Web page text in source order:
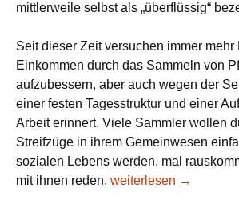
mittlerweile selbst als „überflüssig“
Seit dieser Zeit versuchen immer mehr
Einkommen durch das Sammeln von
aufzubessern, aber auch wegen der
einer festen Tagesstruktur und einer
Arbeit erinnert. Viele Sammler wollen
Streifzüge in ihrem Gemeinwesen
sozialen Lebens werden, mal
mit ihnen reden. Zur konkreten
weiterlesen →